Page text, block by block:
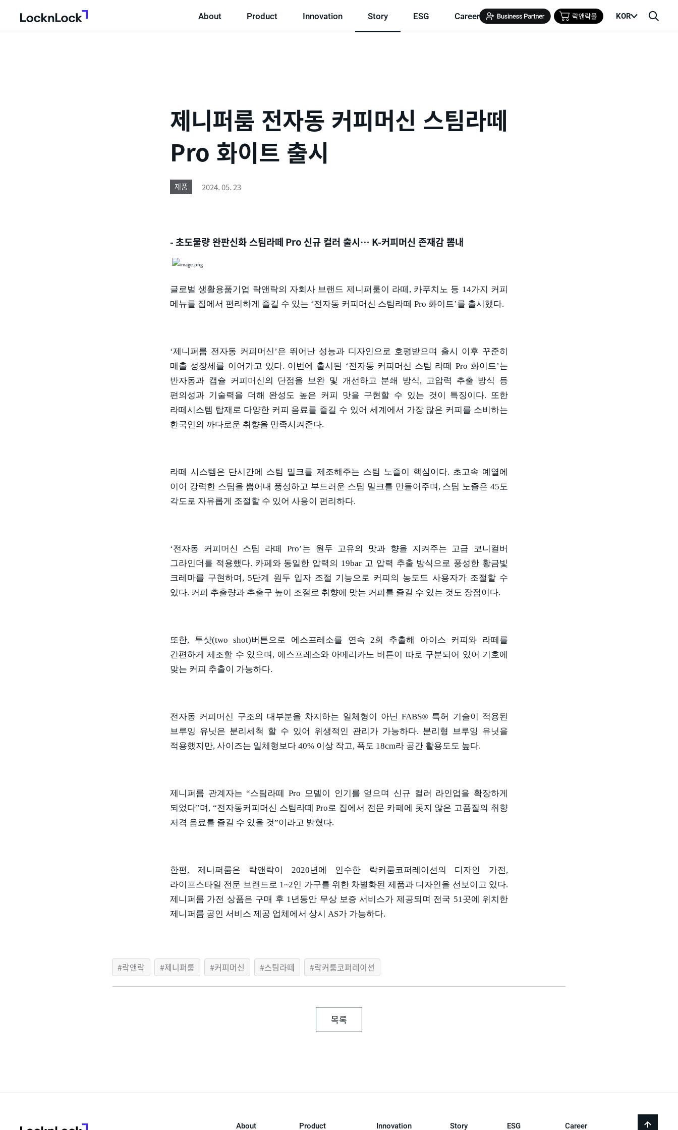
LocknLock
About Product Innovation Story ESG Career KOR
검
뉴
제니퍼룸 전자동 커피머신 스팀라떼
Pro 화이트 출시
제품 2024. 05. 23
-초도물량 완판신화 스팀라떼 Pro 신규 컬러 출시… K-커피머신 존재감 뽐내
글로벌 생활용품기업 락앤락의 자회사 브랜드 제니퍼룸이 라떼 , 카푸치노 등 14가지 커피
메뉴를 집에서 편리하게 즐길 수 있는 ‘전자동 커피머신 스팀라떼 Pro 화이트’를 출시했다.
‘제니퍼룸 전자동 커피머신’은 뛰어난 성능과 디자인으로 호평받으며 출시 이후 꾸준히
매출 성장세를 이어가고 있다. 이번에 출시된 ‘전자동 커피머신 스팀 라떼 Pro 화이트’는
반자동과 캡슐 커피머신의 단점을 보완 및 개선하고 분쇄 방식, 고압력 추출 방식 등
편의성과 기술력을 더해 완성도 높은 커피 맛을 구현할 수 있는 것이 특징이다. 또한
라떼시스템 탑재로 다양한 커피 음료를 즐길 수 있어 세계에서 가장 많은 커피를 소비하는
한국인의 까다로운 취향을 만족시켜준다.
라떼 시스템은 단시간에 스팀 밀크를 제조해주는 스팀 노즐이 핵심이다. 초고속 예열에
이어 강력한 스팀을 뿜어내 풍성하고 부드러운 스팀 밀크를 만들어주며 , 스팀 노즐은 45도
각도로 자유롭게 조절할 수 있어 사용이 편리하다.
‘전자동 커피머신 스팀 라떼 Pro’는 원두 고유의 맛과 향을 지켜주는 고급 코니컬버
그라인더를 적용했다. 카페와 동일한 압력의 19bar 고 압력 추출 방식으로 풍성한 황금빛
크레마를 구현하며 , 5단계 원두 입자 조절 기능으로 커피의 농도도 사용자가 조절할 수
있다. 커피 추출량과 추출구 높이 조절로 취향에 맞는 커피를 즐길 수 있는 것도 장점이다.
또한, 투샷(two shot)버튼으로 에스프레소를 연속 2회 추출해 아이스 커피와 라떼를
간편하게 제조할 수 있으며 , 에스프레소와 아메리카노 버튼이 따로 구분되어 있어 기호에
맞는 커피 추출이 가능하다.
전자동 커피머신 구조의 대부분을 차지하는 일체형이 아닌 FABS® 특허 기술이 적용된
브루잉 유닛은 분리세척 할 수 있어 위생적인 관리가 가능하다. 분리형 브루잉 유닛을
적용했지만, 사이즈는 일체형보다 40% 이상 작고, 폭도 18cm라 공간 활용도도 높다.
제니퍼룸 관계자는 “스팀라떼 Pro 모델이 인기를 얻으며 신규 컬러 라인업을 확장하게
되었다”며 , “전자동커피머신 스팀라떼 Pro로 집에서 전문 카페에 못지 않은 고품질의 취향
저격 음료를 즐길 수 있을 것”이라고 밝혔다.
한편, 제니퍼룸은 락앤락이 2020년에 인수한 락커룸코퍼레이션의 디자인 가전,
라이프스타일 전문 브랜드로 1~2인 가구를 위한 차별화된 제품과 디자인을 선보이고 있다.
제니퍼룸 가전 상품은 구매 후 1년동안 무상 보증 서비스가 제공되며 전국 51곳에 위치한
제니퍼룸 공인 서비스 제공 업체에서 상시 AS가 가능하다.
락앤락 제니퍼룸 커피머신 스팀라떼 락커룸코퍼레이션
목록
About Product Innovation Story ESG Career